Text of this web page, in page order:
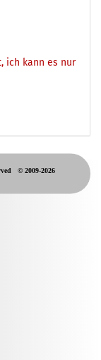
ich kann es nur
© 2009-2026